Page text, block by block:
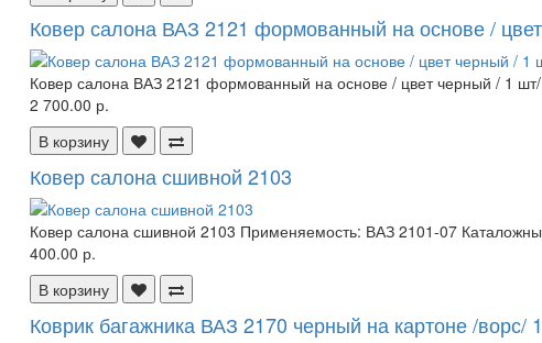
Ковер салона ВАЗ 2121 формованный на основе /
Ковер салона ВАЗ 2121 формованный на основе / цвет черный / 1
2 700.00 р.
В корзину
Ковер салона сшивной 2103
Ковер салона сшивной 2103 Применяемость: ВАЗ 2101-07
400.00 р.
В корзину
Коврик багажника ВАЗ 2170 черный на картоне /ворс/